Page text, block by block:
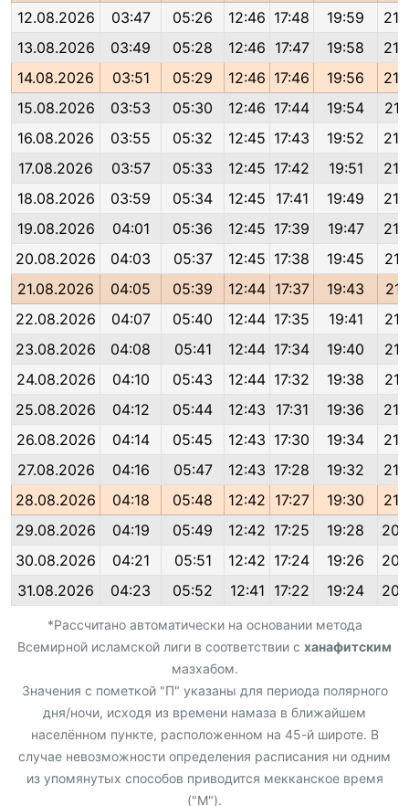
12.08.2026
03:47 05:26 12:46 17:48 19:59
13.08.2026
03:49 05:28 12:46 17:47 19:58
14.08.2026
03:51 05:29 12:46 17:46 19:56
15.08.2026
03:53 05:30 12:46 17:44 19:54
16.08.2026
03:55 05:32 12:45 17:43 19:52
17.08.2026
03:57 05:33 12:45 17:42 19:51
18.08.2026
03:59 05:34 12:45 17:41 19:49
19.08.2026
04:01 05:36 12:45 17:39 19:47
20.08.2026
04:03 05:37 12:45 17:38 19:45
21.08.2026
04:05 05:39 12:44 17:37 19:43
22.08.2026
04:07 05:40 12:44 17:35 19:41
23.08.2026
04:08 05:41 12:44 17:34 19:40
24.08.2026
04:10 05:43 12:44 17:32 19:38
25.08.2026
04:12 05:44 12:43 17:31 19:36
26.08.2026
04:14 05:45 12:43 17:30 19:34
27.08.2026
04:16 05:47 12:43 17:28 19:32
28.08.2026
04:18 05:48 12:42 17:27 19:30
29.08.2026
04:19 05:49 12:42 17:25 19:28
30.08.2026
04:21 05:51 12:42 17:24 19:26
31.08.2026
04:23 05:52 12:41 17:22 19:24
*Рассчитано автоматически на основании метода
Всемирной исламской лиги в соответствии с ханафитским
мазхабом.
Значения с пометкой "П" указаны для периода полярного
дня/ночи, исходя из времени намаза в ближайшем
населённом пункте, расположенном на 45-й широте. В
случае невозможности определения расписания ни одним
из упомянутых способов приводится мекканское время
("М").